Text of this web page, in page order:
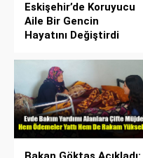
Eskişehir’de Koruyucu
Aile Bir Gencin
Hayatını Değiştirdi